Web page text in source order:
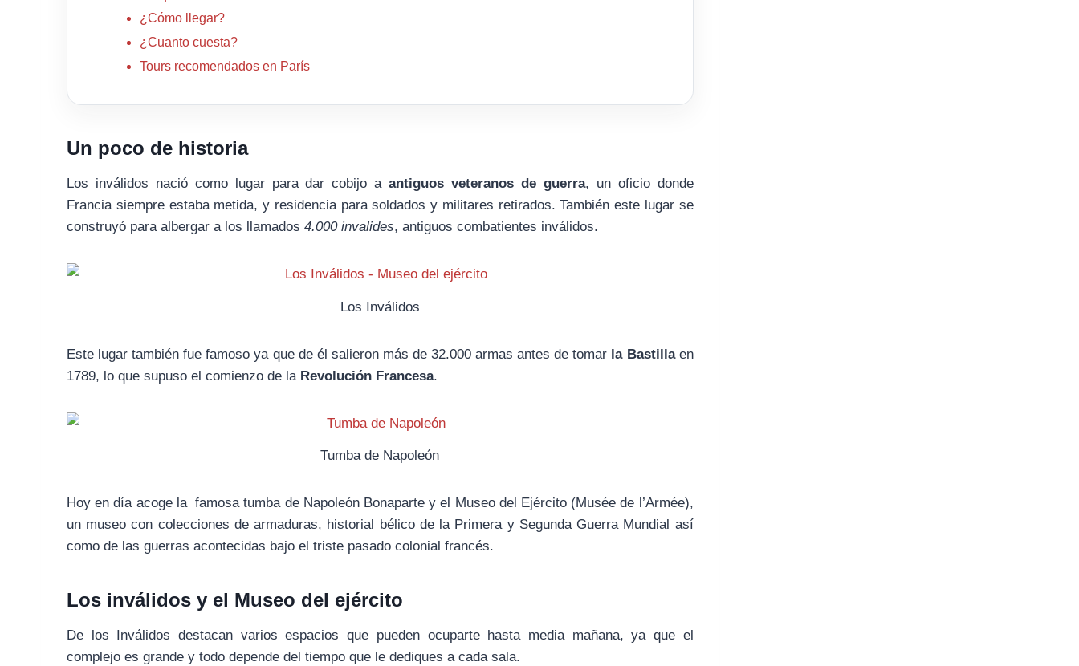
¿Cómo llegar?
¿Cuanto cuesta?
Tours recomendados en París
Un poco de historia
Los inválidos nació como lugar para dar cobijo aantiguos veteranos de guerra, un oficio donde
Francia siempre estaba metida, y residencia para soldados y militares retirados. También este lugar se
construyó para albergar a los llamados 4.000 invalides, antiguos combatientes inválidos.
Los Inválidos
Este lugar también fue famoso ya que de él salieron más de 32.000 armas antes de tomar la Bastillaen
1789, lo que supuso el comienzo de la Revolución Francesa.
Tumba de Napoleón
Hoy en día acoge la famosa tumba de Napoleón Bonaparte y el Museo del Ejército (Musée de l’Armée),
un museo con colecciones de armaduras, historial bélico de la Primera y Segunda Guerra Mundial así
como de las guerras acontecidas bajo el triste pasado colonial francés.
Los inválidos y el Museo del ejército
De los Inválidos destacan varios espacios que pueden ocuparte hasta media mañana, ya que el
complejo es grande y todo depende del tiempo que le dediques a cada sala.